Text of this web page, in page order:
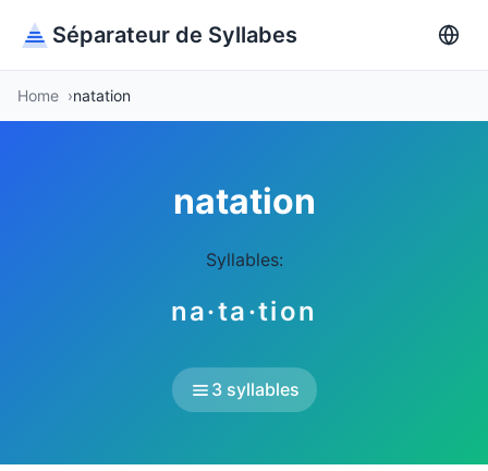
Séparateur de Syllabes
Home natation
natation
Syllables:
na·ta·tion
3 syllables